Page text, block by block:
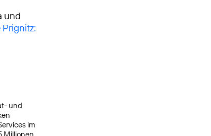
und
Prignitz:
und
im
Millionen